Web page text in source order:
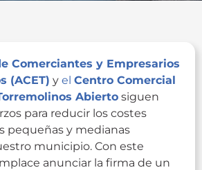
Comerciantes y Empresarios
(ACET) y el Centro Comercial
Abierto siguen
para reducir los costes
pequeñas y medianas
municipio. Con este
anunciar la firma de un